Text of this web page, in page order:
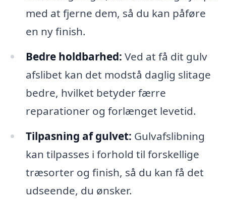
med at fjerne dem, så du kan påføre
en ny finish.
Bedre holdbarhed: Ved at få dit gulv
afslibet kan det modstå daglig slitage
bedre, hvilket betyder færre
reparationer og forlænget levetid.
Tilpasning af gulvet: Gulvafslibning
kan tilpasses i forhold til forskellige
træsorter og finish, så du kan få det
udseende, du ønsker.